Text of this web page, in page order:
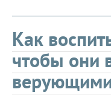
Как
чтобы они